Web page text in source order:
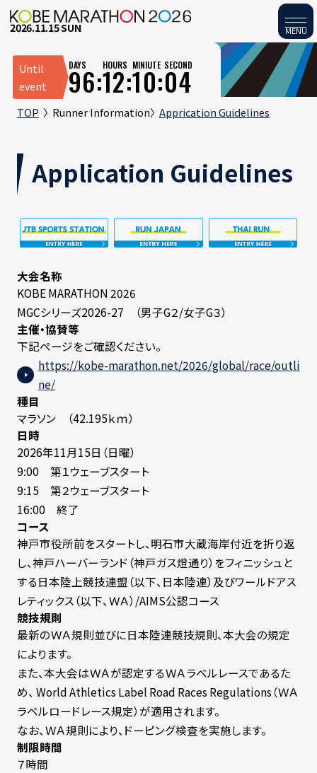
2026.11.15 SUN
Until
event
96:
DAYS 12:
HOURS 10:
MINIUTE 03
SECOND
TOP Runner Information Apprication Guidelines
Application Guidelines
大会名称
KOBE MARATHON 2026
MGCシリーズ2026-27 （男子G２/女子G３）
主催・協賛等
下記ぺージをご確認ください。
https://kobe-marathon.net/2026/global/race/outli
ne/
種目
マラソン （42.195ｋｍ）
日時
2026年11月15日（日曜）
9:00 第１ウェーブスタート
9:15 第２ウェーブスタート
16:00 終了
コース
神戸市役所前をスタートし、明石市大蔵海岸付近を折り返
し、神戸ハーバーランド（神戸ガス燈通り）をフィニッシュと
する日本陸上競技連盟（以下、日本陸連）及びワールドアス
レティックス（以下、ＷＡ）/AIMS公認コース
競技規則
最新のＷＡ規則並びに日本陸連競技規則、本大会の規定
によります。
また、本大会はＷＡが認定するＷＡラベルレースであるた
め、 World Athletics Label Road Races Regulations（ＷＡ
ラベルロードレース規定）が適用されます。
なお、ＷＡ規則により、ドーピング検査を実施します。
制限時間
７時間
MENU